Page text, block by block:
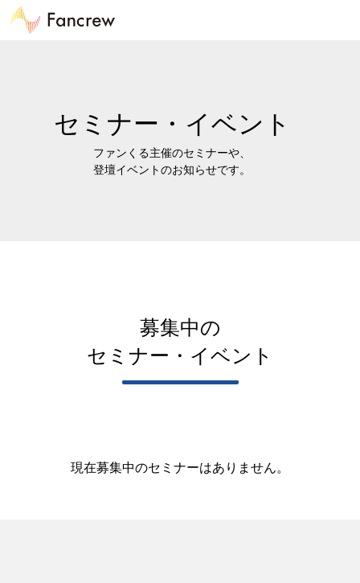
セミナー・イベント
ファンくる主催のセミナーや、
登壇イベントのお知らせです。
募集中の
セミナー・イベント
現在募集中のセミナーはありません。